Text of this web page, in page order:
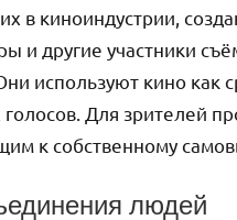
в киноиндустрии,
и другие участники
используют кино как
Для зрителей
к собственному
людей